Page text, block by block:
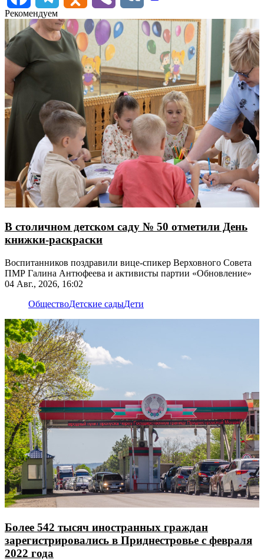
Рекомендуем
В столичном детском саду № 50 отметили День
книжки-раскраски
Воспитанников поздравили вице-спикер Верховного Совета
ПМР Галина Антюфеева и активисты партии «Обновление»
04 Авг., 2026, 16:02
ОбществоДетские садыДети
Более 542 тысяч иностранных граждан
зарегистрировались в Приднестровье с февраля
2022 года